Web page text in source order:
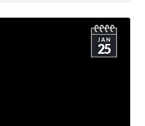
JAN
25